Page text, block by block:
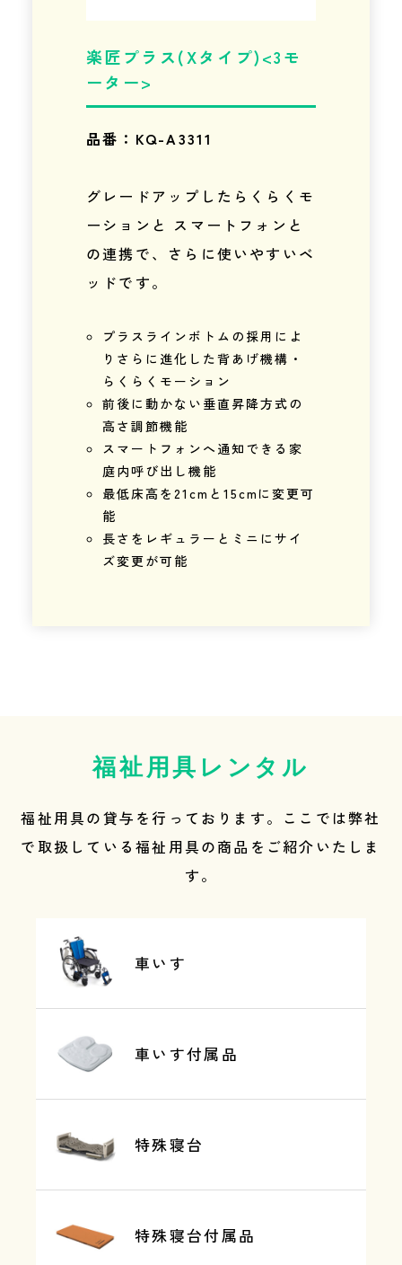
楽匠プラス(Xタイプ)<3モ
ーター>
品番：KQ-A3311
グレードアップしたらくらくモ
ーションと スマートフォンと
の連携で、さらに使いやすいベ
ッドです。
プラスラインボトムの採用によ
りさらに進化した背あげ機構・
らくらくモーション
前後に動かない垂直昇降方式の
高さ調節機能
スマートフォンへ通知できる家
庭内呼び出し機能
最低床高を21cmと15cmに変更可
能
長さをレギュラーとミニにサイ
ズ変更が可能
福祉用具レンタル
福祉用具の貸与を行っております。ここでは弊社
で取扱している福祉用具の商品をご紹介いたしま
す。
車いす
車いす付属品
特殊寝台
特殊寝台付属品